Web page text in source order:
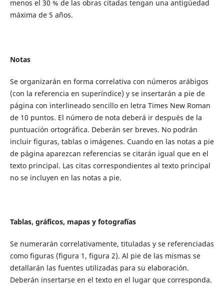
menos el 30 % de las obras citadas tengan una antigüedad
máxima de 5 años.
Notas
Se organizarán en forma correlativa con números arábigos
(con la referencia en superíndice) y se insertarán a pie de
página con interlineado sencillo en letra Times New Roman
de 10 puntos. El número de nota deberá ir después de la
puntuación ortográfica. Deberán ser breves. No podrán
incluir figuras, tablas o imágenes. Cuando en las notas a pie
de página aparezcan referencias se citarán igual que en el
texto principal. Las citas correspondientes al texto principal
no se incluyen en las notas a pie.
Tablas, gráficos, mapas y fotografías
Se numerarán correlativamente, tituladas y se referenciadas
como figuras (figura 1, figura 2). Al pie de las mismas se
detallarán las fuentes utilizadas para su elaboración.
Deberán insertarse en el texto en el lugar que corresponda.